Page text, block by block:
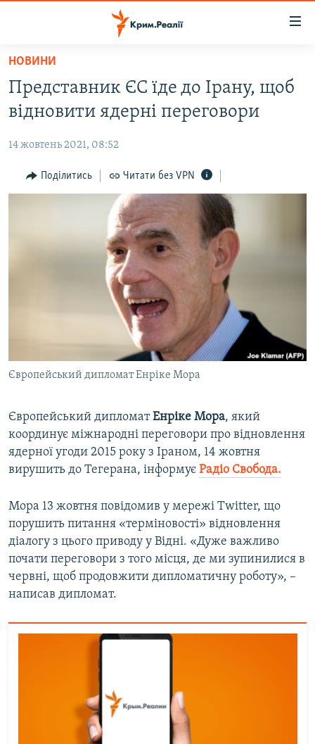
Перейти
основного
матеріалу
до
навігації
Перейти
ВОДА.КРИМ
ПОЛІТИКА
БЛОГИ
УКРАЇНСЬКА ПРОБЛЕМА КРИМУ
ЯК ОБІЙТИ БЛОКУВАННЯ
Qırımtatar
Усі сайти RFE/RL
НОВИНИ
Представник ЄС їде до Ірану, щоб
відновити ядерні переговори
14 жовтень 2021, 08:52
Поділитись Читати без VPN
Європейський дипломат Енріке Мора
Європейський дипломатЕнріке Мора, який
координує міжнародні переговори про відновлення
ядерної угоди 2015 року з Іраном, 14 жовтня
вирушить до Тегерана, інформує Радіо Свобода.
Мора 13 жовтня повідомив у мережі Twitter, що
порушить питання «терміновості» відновлення
діалогу з цього приводу у Відні. «Дуже важливо
почати переговори з того місця, де ми зупинилися в
червні, щоб продовжити дипломатичну роботу», –
написав дипломат.